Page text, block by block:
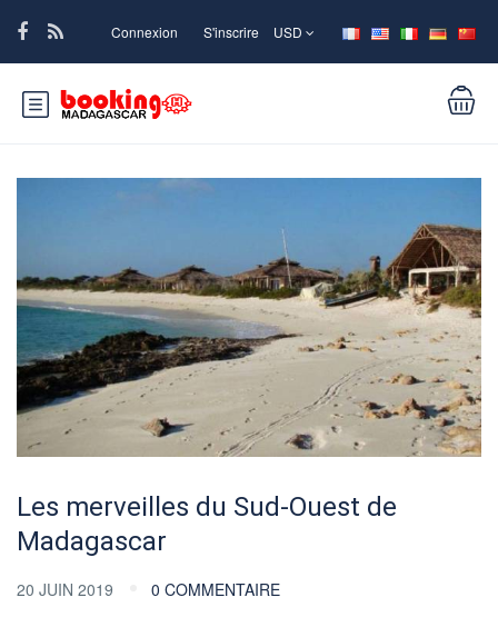
Connexion S'inscrire USD
Les merveilles du Sud-Ouest de
Madagascar
20 JUIN 2019 0 COMMENTAIRE